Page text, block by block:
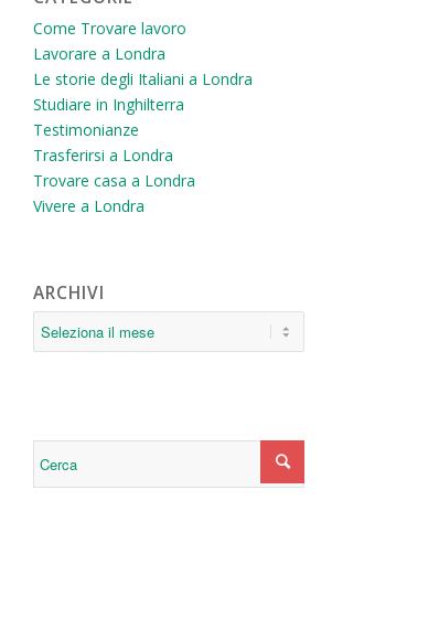
Come Trovare lavoro
Lavorare a Londra
Le storie degli Italiani a Londra
Studiare in Inghilterra
Testimonianze
Trasferirsi a Londra
Trovare casa a Londra
Vivere a Londra
ARCHIVI